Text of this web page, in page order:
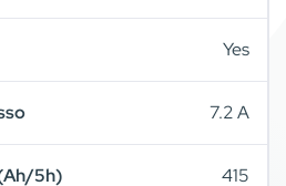
Yes
7.2 A
5h) 415